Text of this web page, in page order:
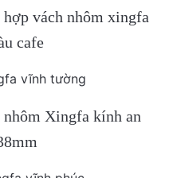
vách nhôm xingfa
cafe
nhôm Xingfa kính an